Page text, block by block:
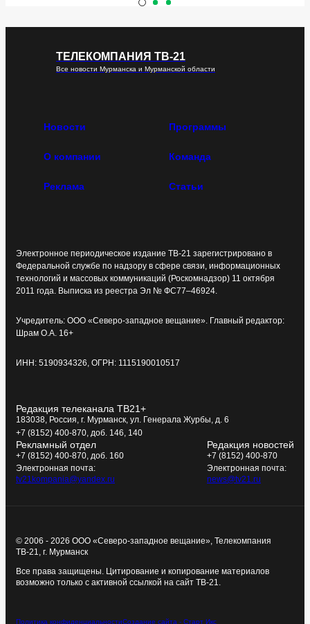
ТЕЛЕКОМПАНИЯ ТВ-21
Все новости Мурманска и Мурманской области
Новости Программы
О компании Команда
Реклама Статьи
Электронное периодическое издание ТВ-21 зарегистрировано в
Федеральной службе по надзору в сфере связи, информационных
технологий и массовых коммуникаций (Роскомнадзор) 11 октября
2011 года. Выписка из реестра Эл № ФС77–46924.
Учредитель: ООО «Северо-западное вещание». Главный редактор:
Шрам О.А. 16+
ИНН: 5190934326, ОГРН: 1115190010517
Редакция телеканала ТВ21+
183038, Россия, г. Мурманск, ул. Генерала Журбы, д. 6
+7 (8152) 400-870, доб. 146, 140
Рекламный отдел
+7 (8152) 400-870, доб. 160
Электронная почта:
tv21kompania@yandex.ru
Редакция новостей
+7 (8152) 400-870
Электронная почта:
news@tv21.ru
© 2006 - 2026 ООО «Северо-западное вещание», Телекомпания
ТВ-21, г. Мурманск
Все права защищены. Цитирование и копирование материалов
возможно только с активной ссылкой на сайт ТВ-21.
Политика конфиденциальностиСоздание сайта - Старт Икс